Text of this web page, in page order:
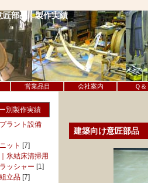
匠部品 - 製作実績
営業品目 会社案内 Ｑ
別製作実績
ラント設備
ット [7]
氷結床清掃用
ッシャー [1]
立品 [7]
建築向け意匠部品